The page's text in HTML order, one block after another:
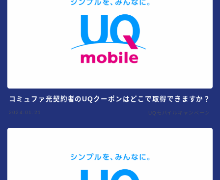
コミュファ光契約者のUQクーポンはどこで取得できますか？
2024.01.21 UQモバイルキャンペーン